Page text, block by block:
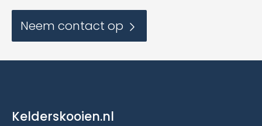
Neem contact op
Kelderskooien.nl